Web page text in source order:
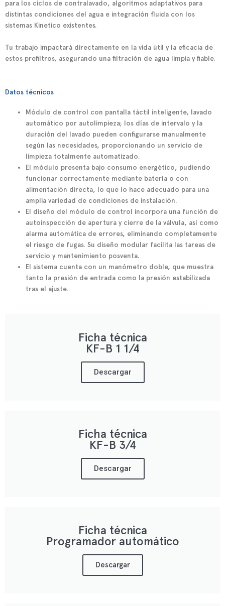
para los ciclos de contralavado, algoritmos adaptativos para
distintas condiciones del agua e integración fluida con los
sistemas Kinetico existentes.
Tu trabajo impactará directamente en la vida útil y la eficacia de
estos prefiltros, asegurando una filtración de agua limpia y fiable.
Datos técnicos
Módulo de control con pantalla táctil inteligente, lavado
automático por autolimpieza; los días de intervalo y la
duración del lavado pueden configurarse manualmente
según las necesidades, proporcionando un servicio de
limpieza totalmente automatizado.
El módulo presenta bajo consumo energético, pudiendo
funcionar correctamente mediante batería o con
alimentación directa, lo que lo hace adecuado para una
amplia variedad de condiciones de instalación.
El diseño del módulo de control incorpora una función de
autoinspección de apertura y cierre de la válvula, así como
alarma automática de errores, eliminando completamente
el riesgo de fugas. Su diseño modular facilita las tareas de
servicio y mantenimiento posventa.
El sistema cuenta con un manómetro doble, que muestra
tanto la presión de entrada como la presión estabilizada
tras el ajuste.
Ficha técnica
KF-B 1 1/4
Descargar
Ficha técnica
KF-B 3/4
Descargar
Ficha técnica
Programador automático
Descargar